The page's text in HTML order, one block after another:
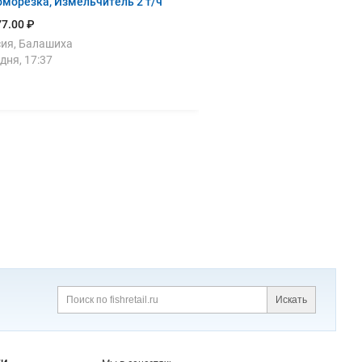
₽
Балашиха
17:37
Искать